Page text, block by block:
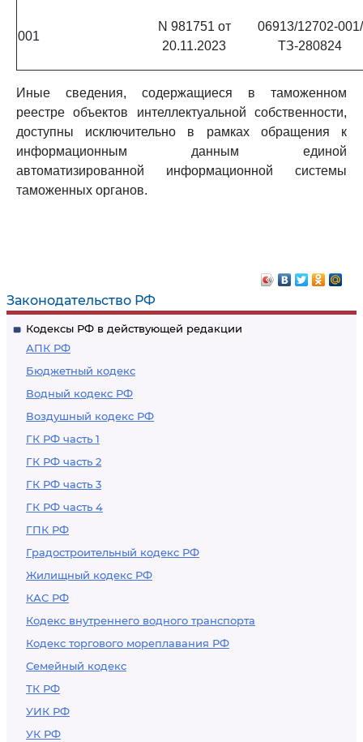
Законодательство РФ
Кодексы РФ в действующей редакции
АПК РФ
Бюджетный кодекс
Водный кодекс РФ
Воздушный кодекс РФ
ГК РФ часть 1
ГК РФ часть 2
ГК РФ часть 3
ГК РФ часть 4
ГПК РФ
Градостроительный кодекс РФ
Жилищный кодекс РФ
КАС РФ
Кодекс внутреннего водного транспорта
Кодекс торгового мореплавания РФ
Семейный кодекс
ТК РФ
УИК РФ
УК РФ
001
N 981751 от
20.11.2023
06913/12702-001/
ТЗ-280824
Иные сведения, содержащиеся в таможенном
реестре объектов интеллектуальной собственности,
доступны исключительно в рамках обращения к
информационным данным единой
автоматизированной информационной системы
таможенных органов.